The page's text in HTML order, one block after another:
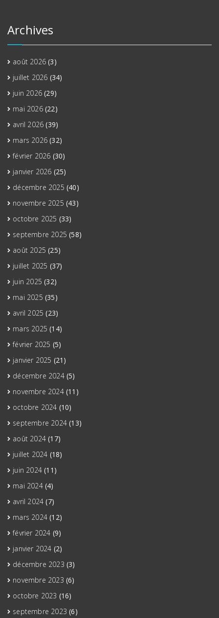
Archives
août 2026 (3)
juillet 2026 (34)
juin 2026 (29)
mai 2026(22)
avril 2026 (39)
mars 2026 (32)
février 2026 (30)
janvier 2026 (25)
décembre 2025 (40)
novembre 2025 (43)
octobre 2025 (33)
septembre 2025 (58)
août 2025 (25)
juillet 2025 (37)
juin 2025 (32)
mai 2025 (35)
avril 2025 (23)
mars 2025 (14)
février 2025 (5)
janvier 2025 (21)
décembre 2024(5)
novembre 2024(11)
octobre 2024 (10)
septembre 2024 (13)
août 2024 (17)
juillet 2024 (18)
juin 2024 (11)
mai 2024(4)
avril 2024 (7)
mars 2024 (12)
février 2024 (9)
janvier 2024 (2)
décembre 2023 (3)
novembre 2023 (6)
octobre 2023 (16)
septembre 2023 (6)